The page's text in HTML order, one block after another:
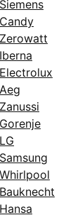
Siemens
Candy
Zerowatt
Iberna
Electrolux
Aeg
Zanussi
Gorenje
LG
Samsung
Whirlpool
Bauknecht
Hansa